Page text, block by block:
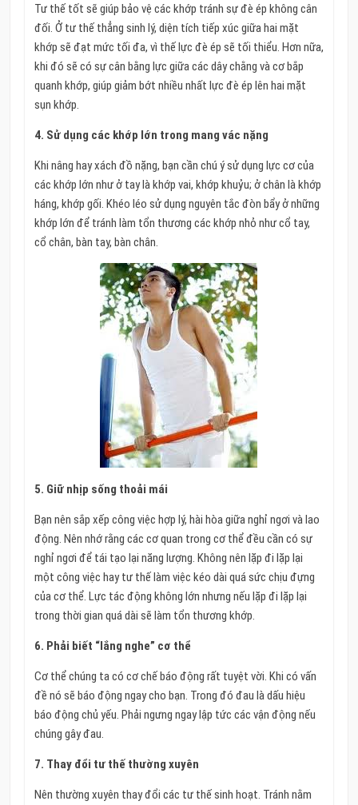
Tư thế tốt sẽ giúp bảo vệ các khớp tránh sự đè ép không cân
đối. Ở tư thế thẳng sinh lý, diện tích tiếp xúc giữa hai mặt
khớp sẽ đạt mức tối đa, vì thế lực đè ép sẽ tối thiểu. Hơn nữa,
khi đó sẽ có sự cân bằng lực giữa các dây chằng và cơ bắp
quanh khớp, giúp giảm bớt nhiều nhất lực đè ép lên hai mặt
sụn khớp.
4. Sử dụng các khớp lớn trong mang vác nặng
Khi nâng hay xách đồ nặng, bạn cần chú ý sử dụng lực cơ của
các khớp lớn như ở tay là khớp vai, khớp khuỷu; ở chân là khớp
háng, khớp gối. Khéo léo sử dụng nguyên tắc đòn bẩy ở những
khớp lớn để tránh làm tổn thương các khớp nhỏ như cổ tay,
cổ chân, bàn tay, bàn chân.
5. Giữ nhịp sống thoải mái
Bạn nên sắp xếp công việc hợp lý, hài hòa giữa nghỉ ngơi và lao
động. Nên nhớ rằng các cơ quan trong cơ thể đều cần có sự
nghỉ ngơi để tái tạo lại năng lượng. Không nên lặp đi lặp lại
một công việc hay tư thế làm việc kéo dài quá sức chịu đựng
của cơ thể. Lực tác động không lớn nhưng nếu lặp đi lặp lại
trong thời gian quá dài sẽ làm tổn thương khớp.
6. Phải biết “lắng nghe” cơ thể
Cơ thể chúng ta có cơ chế báo động rất tuyệt vời. Khi có vấn
đề nó sẽ báo động ngay cho bạn. Trong đó đau là dấu hiệu
báo động chủ yếu. Phải ngưng ngay lập tức các vận động nếu
chúng gây đau.
7. Thay đổi tư thế thường xuyên
Nên thường xuyên thay đổi các tư thế sinh hoạt. Tránh nằm